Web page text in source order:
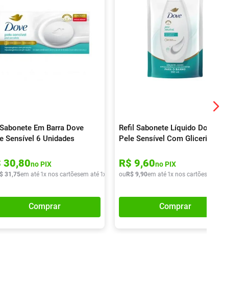
,75
Em Barra Dove
Sensível 6 Unidades
30,80no PIX
31 ,75em até 1x nos cartõesem até 1x de R$ 31,75
Comprar
Refil Sabonete Líquido Dove
Pele Sensível Com Glicerina
R$ 9,60no PIX
ouR$ 9,90em até 1x nos cartões
Comprar